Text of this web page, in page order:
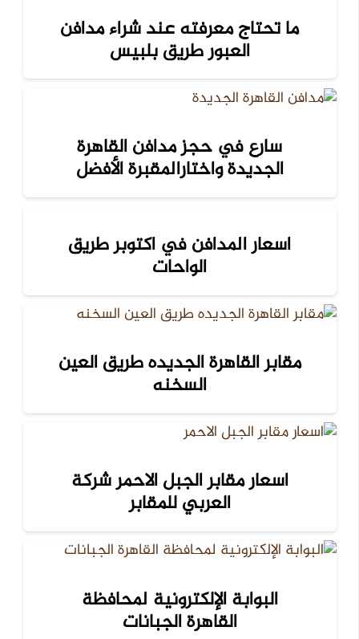
ما تحتاج معرفته عند شراء مدافن
العبور طريق بلبيس
سارع في حجز مدافن القاهرة
الجديدة واختارالمقبرة الأفضل
اسعار المدافن في اكتوبر طريق
الواحات
مقابر القاهرة الجديده طريق العين
السخنه
اسعار مقابر الجبل الاحمر شركة
العربي للمقابر
البوابة الإلكترونية لمحافظة
القاهرة الجبانات